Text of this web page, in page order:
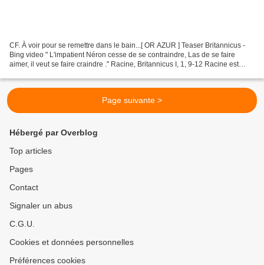
CF. À voir pour se remettre dans le bain...[ OR AZUR ] Teaser Britannicus -
Bing video " L'impatient Néron cesse de se contraindre, Las de se faire
aimer, il veut se faire craindre ." Racine, Britannicus I, 1, 9-12 Racine est
Page suivante >
Hébergé par Overblog
Top articles
Pages
Contact
Signaler un abus
C.G.U.
Cookies et données personnelles
Préférences cookies